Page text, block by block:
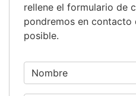
rellene el formulario de
pondremos en contacto
posible.